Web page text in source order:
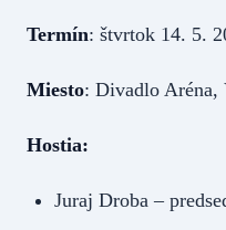
Termín: štvrtok 14. 5.
Miesto: Divadlo Aréna,
Hostia:
Juraj Droba –